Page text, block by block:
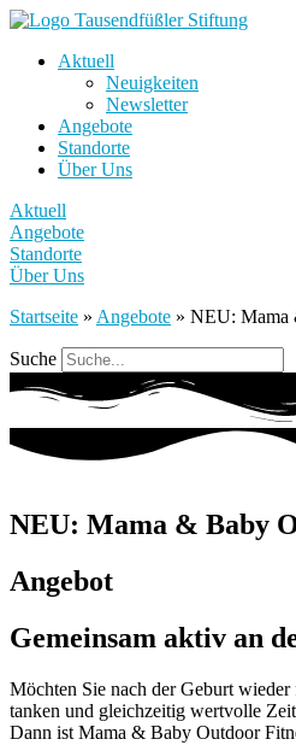
Aktuell
Neuigkeiten
Newsletter
Angebote
Standorte
Über Uns
Aktuell
Angebote
Standorte
Über Uns
Startseite » Angebote » NEU: Mama
Suche
NEU: Mama & Baby
Angebot
Gemeinsam aktiv an
Möchten Sie nach der Geburt
tanken und gleichzeitig wertvolle
Dann ist Mama & Baby Outdoor